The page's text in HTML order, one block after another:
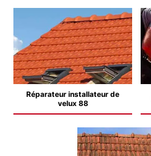
Réparateur installateur de
velux 88